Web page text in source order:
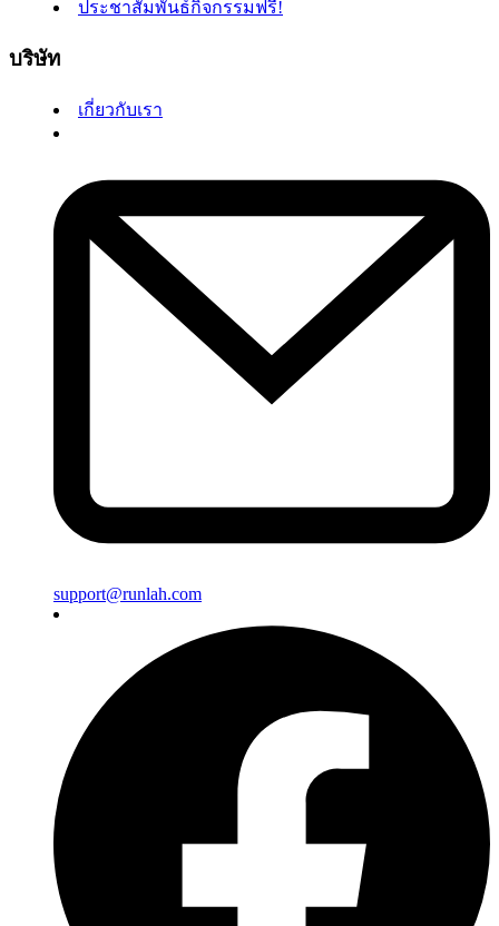
ประชาสัมพันธ์กิจกรรมฟรี!
บริษัท
เกี่ยวกับเรา
support@runlah.com